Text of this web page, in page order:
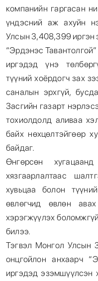
компанийн гаргасан
үндэсний аж ахуйн
Улсын 3,408,399
“Эрдэнэс
иргэдэд үнэ
түүний хоёрдогч зах
саналын эрхгүй,
Засгийн газарт
тохиолдолд аливаа
байх нөхцөлтэйгөөр
байдаг.
Өнгөрсөн
хязгаарлалтаас
хувьцаа болон
өвлөгчид өвлөн
хэрэгжүүлэх
билээ.
Тэгвэл Монгол Улсын
онцгойлон анхаарч
иргэдэд эзэмшүүлсэн